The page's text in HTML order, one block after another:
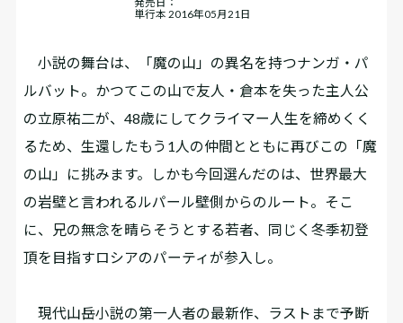
発売日：
単行本 2016年05月21日
小説の舞台は、「魔の山」の異名を持つナンガ・パ
ルバット。かつてこの山で友人・倉本を失った主人公
の立原祐二が、48歳にしてクライマー人生を締めくく
るため、生還したもう1人の仲間とともに再びこの「魔
の山」に挑みます。しかも今回選んだのは、世界最大
の岩壁と言われるルパール壁側からのルート。そこ
に、兄の無念を晴らそうとする若者、同じく冬季初登
頂を目指すロシアのパーティが参入し――。
現代山岳小説の第一人者の最新作、ラストまで予断